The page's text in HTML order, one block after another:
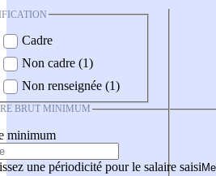
Cadre
Non cadre (1)
Non renseignée (1)
BRUT MINIMUM
minimum
une périodicité pour le salaire saisi